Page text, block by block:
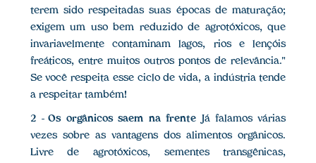
terem sido respeitadas suas épocas de maturação;
exigem um uso bem reduzido de agrotóxicos, que
invariavelmente contaminam lagos, rios e lençóis
freáticos, entre muitos outros pontos de relevância."
Se você respeita esse ciclo de vida, a indústria tende
a respeitar também!
2 - Os orgânicos saem na frente Já falamos várias
vezes sobre as vantagens dos alimentos orgânicos.
Livre de agrotóxicos, sementes transgênicas,